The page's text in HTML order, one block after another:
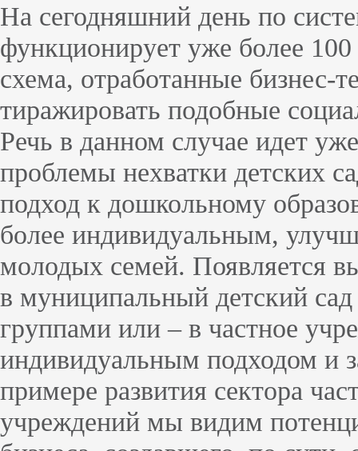
На сегодняшний день по
функционирует уже более 100
схема, отработанные бизнес-
тиражировать подобные
Речь в данном случае идет
проблемы нехватки детских
подход к дошкольному
более индивидуальным,
молодых семей. Появляется
в муниципальный детский
группами или – в частное
индивидуальным подходом и
примере развития сектора
учреждений мы видим